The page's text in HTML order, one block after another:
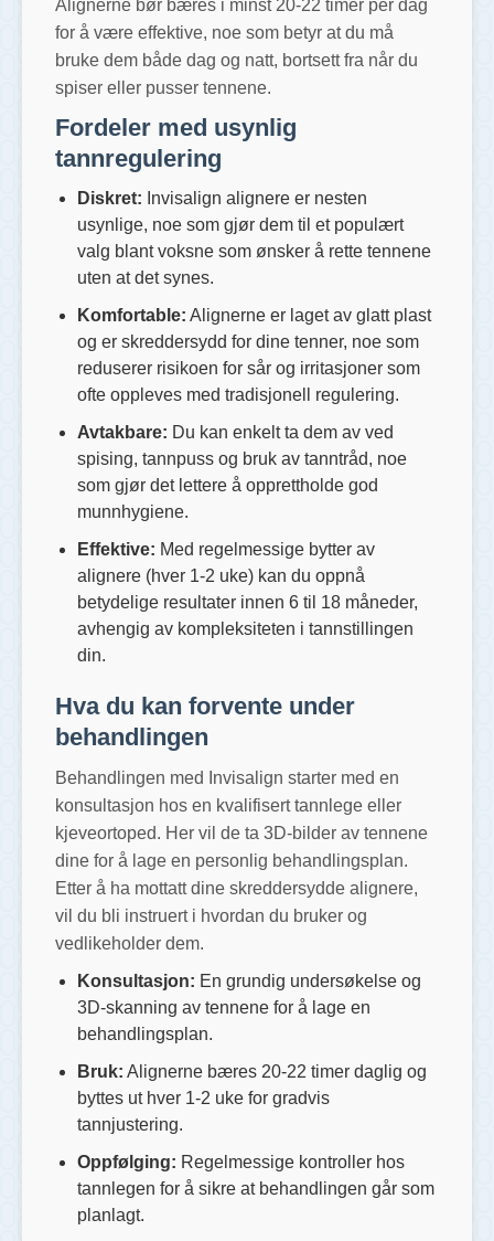
Alignerne bør bæres i minst 20-22 timer per dag
for å være effektive, noe som betyr at du må
bruke dem både dag og natt, bortsett fra når du
spiser eller pusser tennene.
Fordeler med usynlig
tannregulering
Diskret: Invisalign alignere er nesten
usynlige, noe som gjør dem til et populært
valg blant voksne som ønsker å rette tennene
uten at det synes.
Komfortable: Alignerne er laget av glatt plast
og er skreddersydd for dine tenner, noe som
reduserer risikoen for sår og irritasjoner som
ofte oppleves med tradisjonell regulering.
Avtakbare: Du kan enkelt ta dem av ved
spising, tannpuss og bruk av tanntråd, noe
som gjør det lettere å opprettholde god
munnhygiene.
Effektive: Med regelmessige bytter av
alignere (hver 1-2 uke) kan du oppnå
betydelige resultater innen 6 til 18 måneder,
avhengig av kompleksiteten i tannstillingen
din.
Hva du kan forvente under
behandlingen
Behandlingen med Invisalign starter med en
konsultasjon hos en kvalifisert tannlege eller
kjeveortoped. Her vil de ta 3D-bilder av tennene
dine for å lage en personlig behandlingsplan.
Etter å ha mottatt dine skreddersydde alignere,
vil du bli instruert i hvordan du bruker og
vedlikeholder dem.
Konsultasjon: En grundig undersøkelse og
3D-skanning av tennene for å lage en
behandlingsplan.
Bruk: Alignerne bæres 20-22 timer daglig og
byttes ut hver 1-2 uke for gradvis
tannjustering.
Oppfølging: Regelmessige kontroller hos
tannlegen for å sikre at behandlingen går som
planlagt.